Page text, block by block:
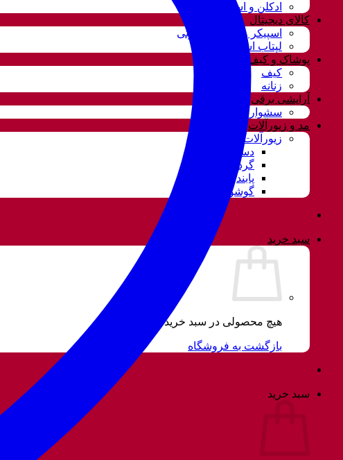
ادکلن و اسپری
کالای دیجیتال
اسپیکر و سیستم صوتی
لپتاب استوک
پوشاک و کیف
کیف
زنانه
آرایشی برقی
سشوار
مد و زیورآلات
زیورآلات و بدلیجات
دستبند
گردنبند و ست
پابند
گوشواره
سبد خرید
هیچ محصولی در سبد خرید نیست.
بازگشت به فروشگاه
سبد خرید